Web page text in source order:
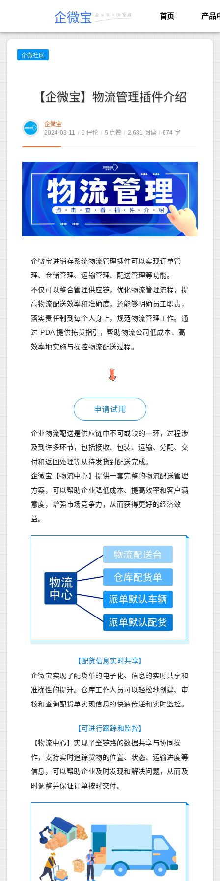
企微宝 首页 产品
企微社区
【企微宝】物流管理插件介绍
企微宝
2024-03-11 / 0 评论 / 5 点赞 / 2,681 阅读 / 674 字
企微宝进销存系统物流管理插件可以实现订单管
理、仓储管理、运输管理、配送管理等功能。
不仅可以整合管理供应链，优化物流管理流程，提
高物流配送效率和准确度，还能够明确员工职责，
落实责任制到每个人身上，规范物流管理工作。通
过 PDA 提供拣货指引，帮助物流公司低成本、高
效率地实施与操控物流配送过程。
申请试用
企业物流配送是供应链中不可或缺的一环，过程涉
及到许多环节，包括接收、包装、运输、分配、交
付和返回处理等从待发货到配送完成。
企微宝【物流中心】提供一套完整的物流配送管理
方案，可以帮助企业降低成本、提高效率和客户满
意度，增强市场竞争力，从而获得更好的经济效
益。
【配货信息实时共享】
企微宝实现了配货单的电子化、信息的实时共享和
准确性的提升。仓库工作人员可以轻松地创建、审
核和查询配货单实现信息的快速传递和实时监控。
【可进行跟踪和监控】
【物流中心】实现了全链路的数据共享与协同操
作，支持实时追踪货物的位置、状态、运输进度等
信息，可以帮助企业及时发现和解决问题，从而及
时调整并保证订单按时交付。